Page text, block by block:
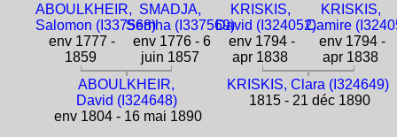
ABOULKHEIR,
Salomon (I337568)
env 1777 -
1859
SMADJA,
Semha (I337569)
env 1776 - 6
juin 1857
KRISKIS,
David (I324052)
env 1794 -
apr 1838
KRISKIS,
Camire
env 1794 -
apr 1838
ABOULKHEIR,
David (I324648)
env 1804 - 16 mai 1890
KRISKIS, Clara (I324649)
1815 - 21 déc 1890